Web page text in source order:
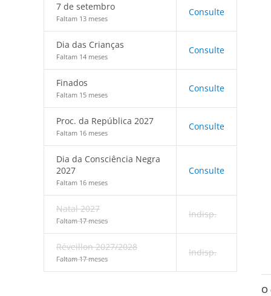
7 de setembro
Faltam 13 meses
Consulte
Dia das Crianças
Faltam 14 meses
Consulte
Finados
Faltam 15 meses
Consulte
Proc. da República 2027
Faltam 16 meses
Consulte
Dia da Consciência Negra
2027
Faltam 16 meses
Consulte
Natal 2027
Faltam 17 meses
Indisp.
Réveillon 2027/2028
Faltam 17 meses
Indisp.
O